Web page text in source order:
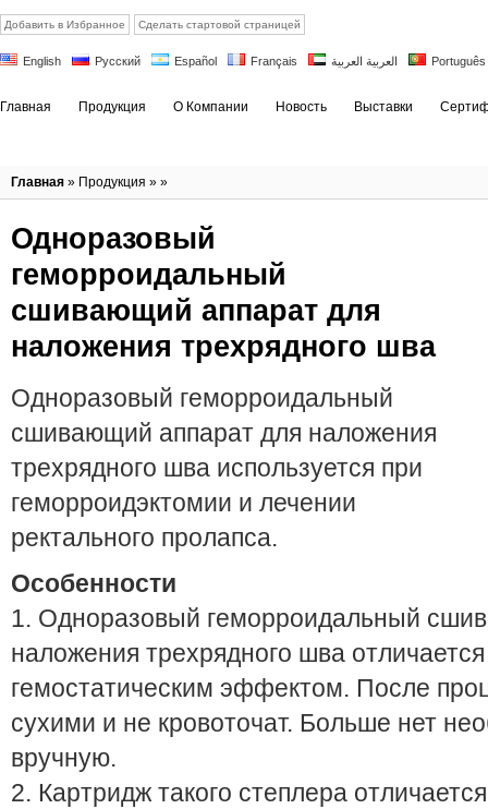
Добавить в Избранное Сделать стартовой страницей
English Русский Español Français العربية العربية Português
Главная Продукция О Компании Новость Выставки
Главная » Продукция » »
Одноразовый
геморроидальный
сшивающий аппарат для
наложения трехрядного шва
Одноразовый геморроидальный
сшивающий аппарат для наложения
трехрядного шва используется при
геморроидэктомии и лечении
ректального пролапса.
Особенности
1. Одноразовый геморроидальный
наложения трехрядного шва
гемостатическим эффектом. После
сухими и не кровоточат. Больше нет
вручную.
2. Картридж такого степлера